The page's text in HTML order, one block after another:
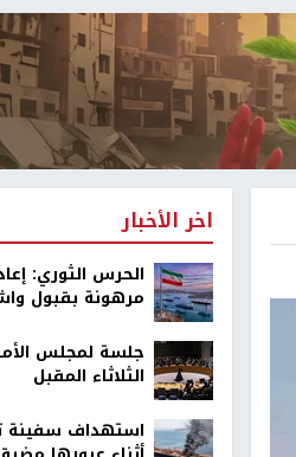
اخر الأخبار
الحرس الثوري:
مرهونة بقبول
جلسة لمجلس
الثلاثاء المقبل
استهداف سفينة